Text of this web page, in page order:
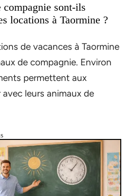
compagnie sont-ils
locations à Taormine ?
de vacances à Taormine
de compagnie. Environ
permettent aux
leurs animaux de